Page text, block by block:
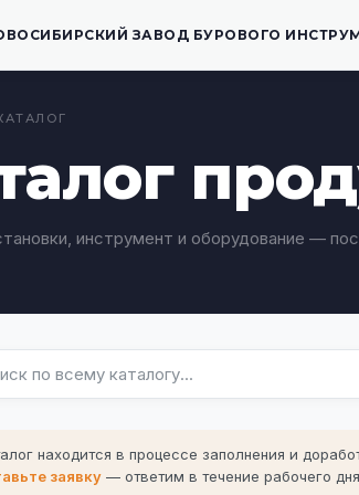
ЗАВОД БУРОВОГО
инструмент и оборудование —
находится в процессе заполнения и
заявку — ответим в течение рабочего